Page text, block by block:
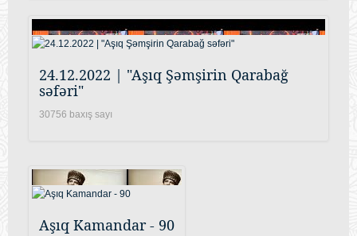
24.12.2022 | "Aşıq Şəmşirin Qarabağ
səfəri"
30756 baxış sayı
Aşıq Kamandar - 90